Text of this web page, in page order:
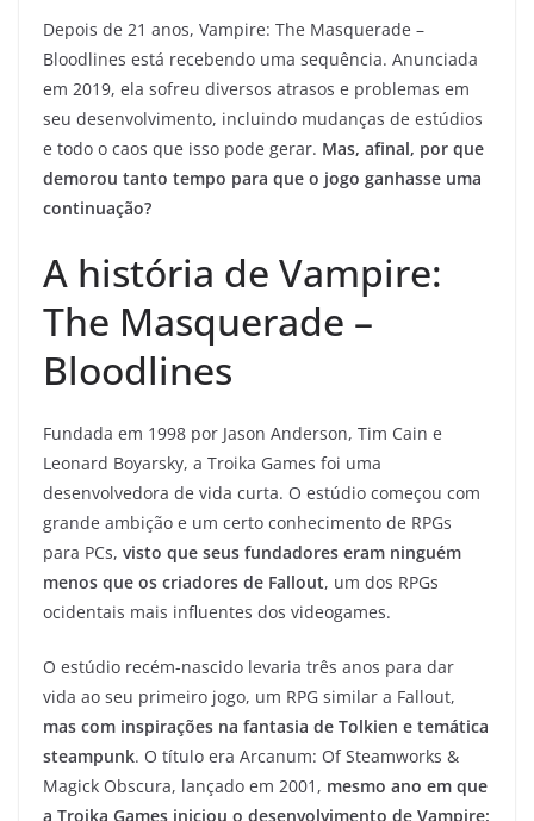
Depois de 21 anos, Vampire: The Masquerade –
Bloodlines está recebendo uma sequência. Anunciada
em 2019, ela sofreu diversos atrasos e problemas em
seu desenvolvimento, incluindo mudanças de estúdios
e todo o caos que isso pode gerar. Mas, afinal, por que
demorou tanto tempo para que o jogo ganhasse uma
continuação?
A história de Vampire:
The Masquerade –
Bloodlines
Fundada em 1998 por Jason Anderson, Tim Cain e
Leonard Boyarsky, a Troika Games foi uma
desenvolvedora de vida curta. O estúdio começou com
grande ambição e um certo conhecimento de RPGs
para PCs, visto que seus fundadores eram ninguém
menos que os criadores de Fallout, um dos RPGs
ocidentais mais influentes dos videogames.
O estúdio recém-nascido levaria três anos para dar
vida ao seu primeiro jogo, um RPG similar a Fallout,
mas com inspirações na fantasia de Tolkien e temática
steampunk. O título era Arcanum: Of Steamworks &
Magick Obscura, lançado em 2001, mesmo ano em que
a Troika Games iniciou o desenvolvimento de Vampire: